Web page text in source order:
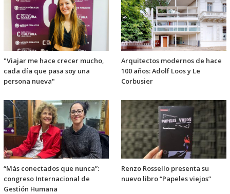
"Viajar me hace crecer mucho,
cada día que pasa soy una
persona nueva"
Arquitectos modernos de hace
100 años: Adolf Loos y Le
Corbusier
“Más conectados que nunca”:
congreso Internacional de
Gestión Humana
Renzo Rossello presenta su
nuevo libro “Papeles viejos”